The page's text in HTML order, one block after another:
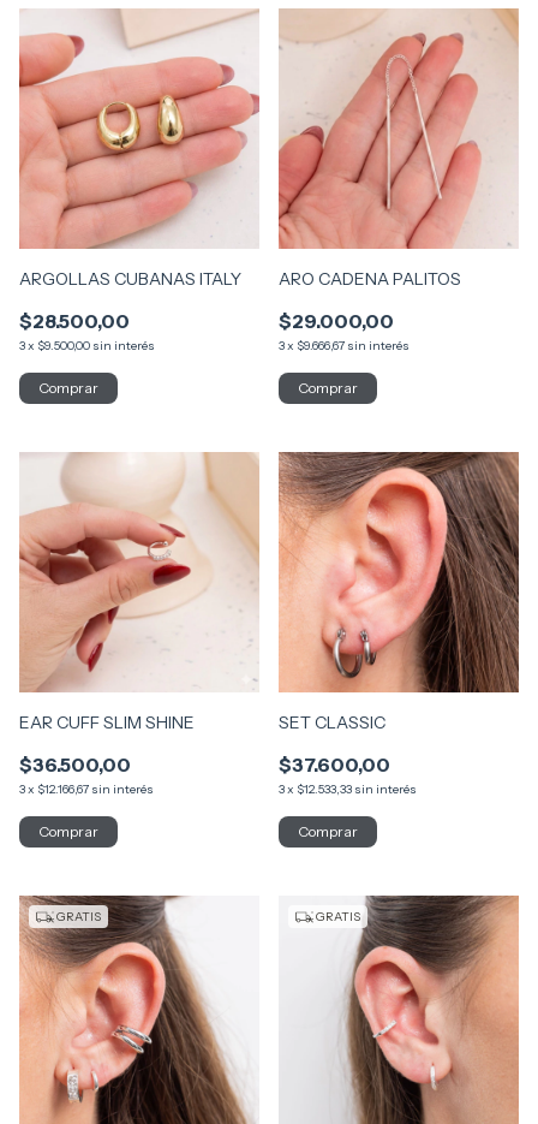
ARGOLLAS CUBANAS ITALY
$28.500,00
3x $9.500,00 sin interés
ARO CADENA PALITOS
$29.000,00
3x $9.666,67 sin interés
EAR CUFF SLIM SHINE
$36.500,00
3x $12.166,67 sin interés
SET CLASSIC
$37.600,00
3x $12.533,33 sin interés
GRATIS GRATIS